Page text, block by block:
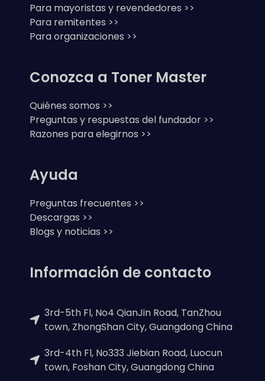
Para mayoristas y revendedores >>
Para remitentes >>
Para organizaciones >>
Conozca a Toner Master
Quiénes somos >>
Preguntas y respuestas del fundador >>
Razones para elegirnos >>
Ayuda
Preguntas frecuentes >>
Descargas >>
Blogs y noticias >>
Información de contacto
3rd-5th Fl, No4 QianJin Road, TanZhou
town, ZhongShan City, Guangdong China
3rd-4th Fl, No333 Jiebian Road, Luocun
town, Foshan City, Guangdong China